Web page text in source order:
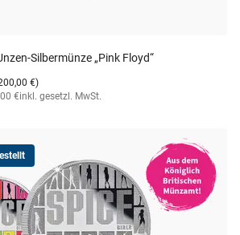
Silbermünze „Pink Floyd“
€)
€inkl. gesetzl. MwSt.